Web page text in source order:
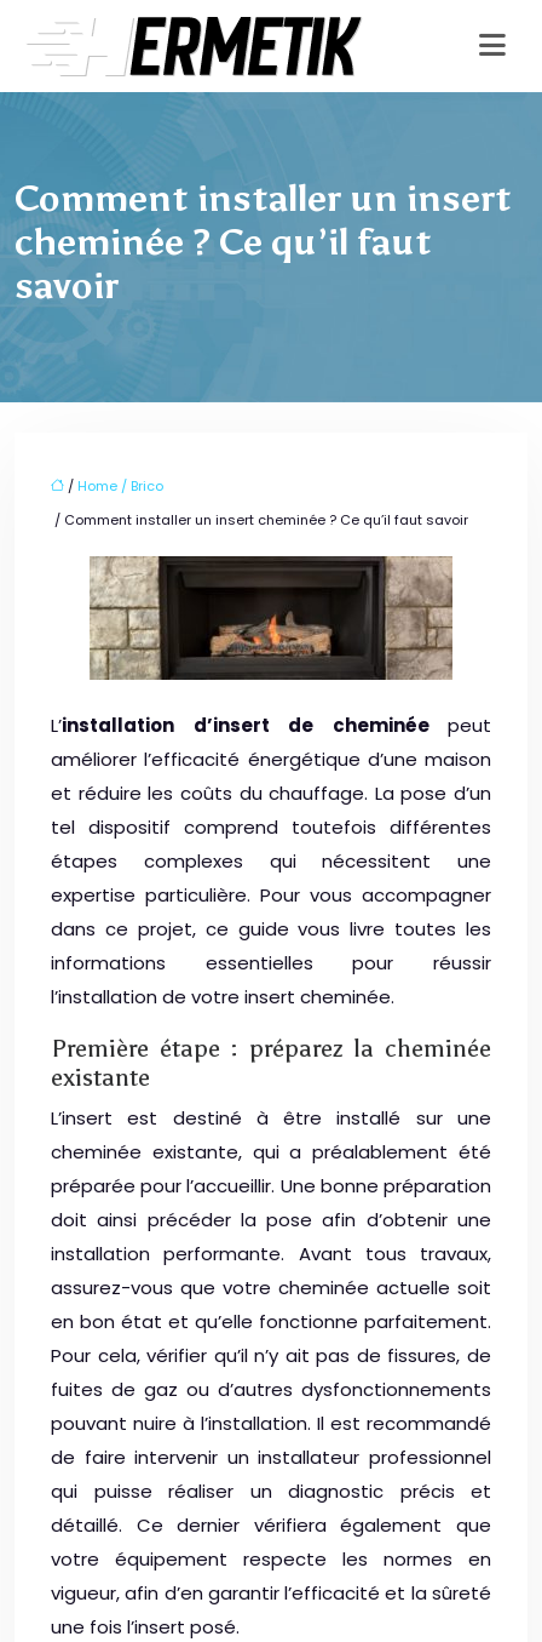
Comment installer un insert
cheminée ? Ce qu’il faut
savoir
/ Home / Brico
/ Comment installer un insert cheminée ? Ce qu’il faut savoir
L’installation d’insert de cheminée peut
améliorer l’efficacité énergétique d’une maison
et réduire les coûts du chauffage. La pose d’un
tel dispositif comprend toutefois différentes
étapes complexes qui nécessitent une
expertise particulière. Pour vous accompagner
dans ce projet, ce guide vous livre toutes les
informations essentielles pour réussir
l’installation de votre insert cheminée.
Première étape : préparez la cheminée
existante
L’insert est destiné à être installé sur une
cheminée existante, qui a préalablement été
préparée pour l’accueillir. Une bonne préparation
doit ainsi précéder la pose afin d’obtenir une
installation performante. Avant tous travaux,
assurez-vous que votre cheminée actuelle soit
en bon état et qu’elle fonctionne parfaitement.
Pour cela, vérifier qu’il n’y ait pas de fissures, de
fuites de gaz ou d’autres dysfonctionnements
pouvant nuire à l’installation. Il est recommandé
de faire intervenir un installateur professionnel
qui puisse réaliser un diagnostic précis et
détaillé. Ce dernier vérifiera également que
votre équipement respecte les normes en
vigueur, afin d’en garantir l’efficacité et la sûreté
une fois l’insert posé.